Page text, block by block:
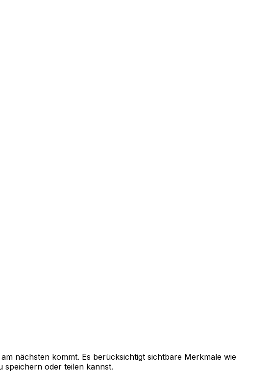
nächsten kommt. Es berücksichtigt sichtbare Merkmale wie
speichern oder teilen kannst.